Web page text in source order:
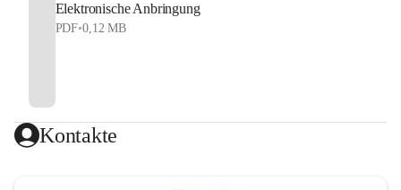
Elektronische Anbringung
PDF•0,12 MB
Kontakte